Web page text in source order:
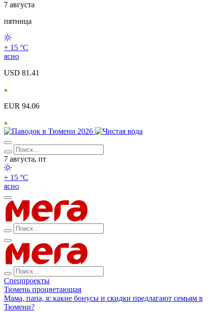
7 августа
пятница
+ 15 °С
ясно
USD 81.41
EUR 94.06
7 августа, пт
+ 15 °С
ясно
Спецпроекты
Тюмень процветающая
Мама, папа, я: какие бонусы и скидки предлагают семьям в
Тюмени?